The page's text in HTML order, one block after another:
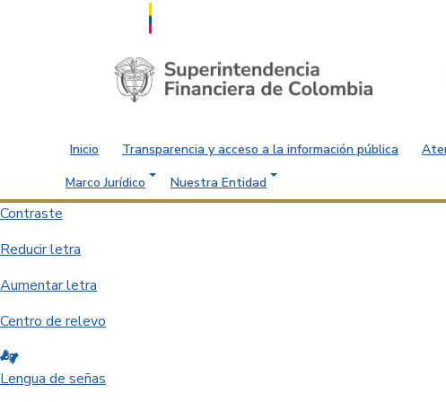
Saltar al contenido principal
Inicio Transparencia y acceso a la información pública
Marco Jurídico
Nuestra Entidad
Contraste
Reducir letra
Aumentar letra
Centro de relevo
Lengua de señas